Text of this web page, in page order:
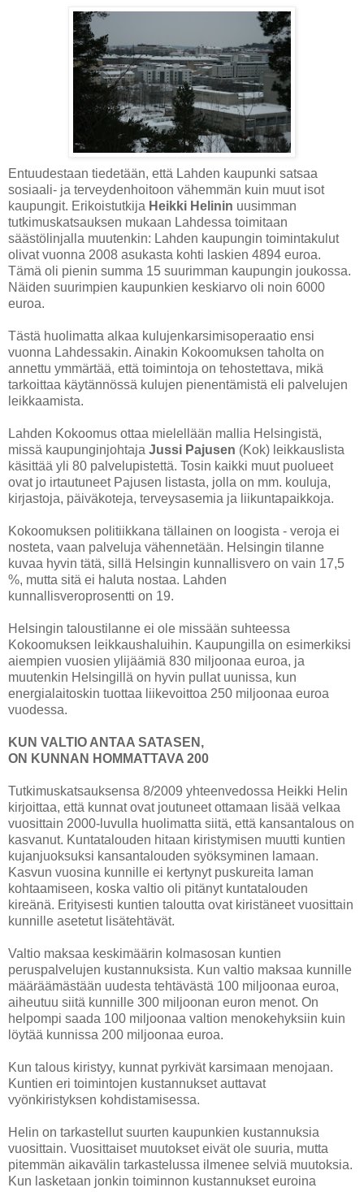
Entuudestaan tiedetään, että Lahden kaupunki satsaa
sosiaali- ja terveydenhoitoon vähemmän kuin muut isot
kaupungit. Erikoistutkija Heikki Helinin uusimman
tutkimuskatsauksen mukaan Lahdessa toimitaan
säästölinjalla muutenkin: Lahden kaupungin toimintakulut
olivat vuonna 2008 asukasta kohti laskien 4894 euroa.
Tämä oli pienin summa 15 suurimman kaupungin joukossa.
Näiden suurimpien kaupunkien keskiarvo oli noin 6000
euroa.
Tästä huolimatta alkaa kulujenkarsimisoperaatio ensi
vuonna Lahdessakin. Ainakin Kokoomuksen taholta on
annettu ymmärtää, että toimintoja on tehostettava, mikä
tarkoittaa käytännössä kulujen pienentämistä eli palvelujen
leikkaamista.
Lahden Kokoomus ottaa mielellään mallia Helsingistä,
missä kaupunginjohtaja Jussi Pajusen (Kok) leikkauslista
käsittää yli 80 palvelupistettä. Tosin kaikki muut puolueet
ovat jo irtautuneet Pajusen listasta, jolla on mm. kouluja,
kirjastoja, päiväkoteja, terveysasemia ja liikuntapaikkoja.
Kokoomuksen politiikkana tällainen on loogista - veroja ei
nosteta, vaan palveluja vähennetään. Helsingin tilanne
kuvaa hyvin tätä, sillä Helsingin kunnallisvero on vain 17,5
%, mutta sitä ei haluta nostaa. Lahden
kunnallisveroprosentti on 19.
Helsingin taloustilanne ei ole missään suhteessa
Kokoomuksen leikkaushaluihin. Kaupungilla on esimerkiksi
aiempien vuosien ylijäämiä 830 miljoonaa euroa, ja
muutenkin Helsingillä on hyvin pullat uunissa, kun
energialaitoskin tuottaa liikevoittoa 250 miljoonaa euroa
vuodessa.
KUN VALTIO ANTAA SATASEN,
ON KUNNAN HOMMATTAVA 200
Tutkimuskatsauksensa 8/2009 yhteenvedossa Heikki Helin
kirjoittaa, että kunnat ovat joutuneet ottamaan lisää velkaa
vuosittain 2000-luvulla huolimatta siitä, että kansantalous on
kasvanut. Kuntatalouden hitaan kiristymisen muutti kuntien
kujanjuoksuksi kansantalouden syöksyminen lamaan.
Kasvun vuosina kunnille ei kertynyt puskureita laman
kohtaamiseen, koska valtio oli pitänyt kuntatalouden
kireänä. Erityisesti kuntien taloutta ovat kiristäneet vuosittain
kunnille asetetut lisätehtävät.
Valtio maksaa keskimäärin kolmasosan kuntien
peruspalvelujen kustannuksista. Kun valtio maksaa kunnille
määräämästään uudesta tehtävästä 100 miljoonaa euroa,
aiheutuu siitä kunnille 300 miljoonan euron menot. On
helpompi saada 100 miljoonaa valtion menokehyksiin kuin
löytää kunnissa 200 miljoonaa euroa.
Kun talous kiristyy, kunnat pyrkivät karsimaan menojaan.
Kuntien eri toimintojen kustannukset auttavat
vyönkiristyksen kohdistamisessa.
Helin on tarkastellut suurten kaupunkien kustannuksia
vuosittain. Vuosittaiset muutokset eivät ole suuria, mutta
pitemmän aikavälin tarkastelussa ilmenee selviä muutoksia.
Kun lasketaan jonkin toiminnon kustannukset euroina